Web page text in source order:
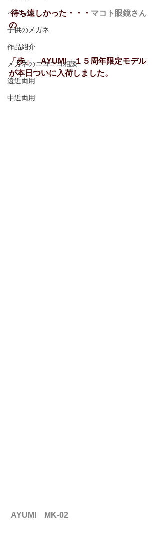
イベント
子供のメガネ
作品紹介
メガネのニコニコ相談
遠近両用
中近両用
待ち遠しかった・・・ マコト眼鏡さん
の
「歩」　AYUMI　１５周年限定モデル
が本日ついに入荷しました。
AYUMI　MK-02